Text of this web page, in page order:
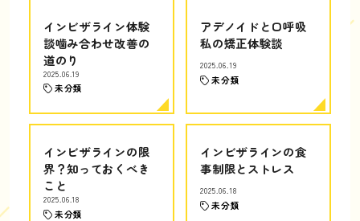
インビザライン体験
談噛み合わせ改善の
道のり
2025.06.19
未分類
アデノイドと口呼吸
私の矯正体験談
2025.06.19
未分類
インビザラインの限
界？知っておくべき
こと
2025.06.18
未分類
インビザラインの食
事制限とストレス
2025.06.18
未分類